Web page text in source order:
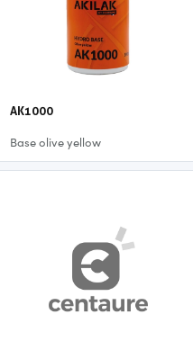
AK1000
Base olive yellow